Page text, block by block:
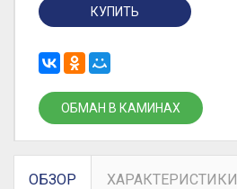
КУПИТЬ
ОБМАН В КАМИНАХ
ОБЗОР ХАРАКТЕРИСТИКИ